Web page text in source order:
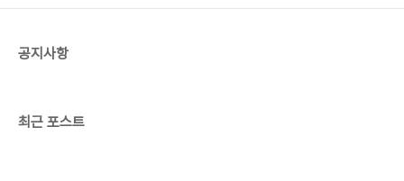
맺고 부탁해보라고 합니다. 세일즈 하는 사람들은 꼭
공지사항
최근 포스트